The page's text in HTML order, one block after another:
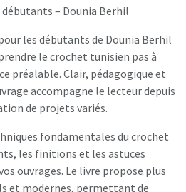
– Dounia Berhil
les débutants de Dounia Berhil
le crochet tunisien pas à
préalable. Clair, pédagogique et
accompagne le lecteur depuis
de projets variés.
fondamentales du crochet
les finitions et les astuces
ouvrages. Le livre propose plus
et modernes, permettant de